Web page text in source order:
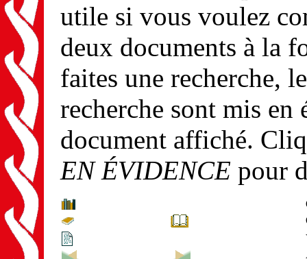
utile si vous voulez
deux documents à la
faites une recherche,
recherche sont mis en
document affiché.
EN ÉVIDENCE pour